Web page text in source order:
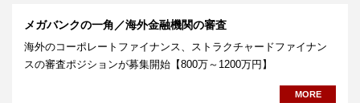
メガバンクの一角／海外金融機関の審査
海外のコーポレートファイナンス、ストラクチャードファイナン
スの審査ポジションが募集開始【800万～1200万円】
MORE